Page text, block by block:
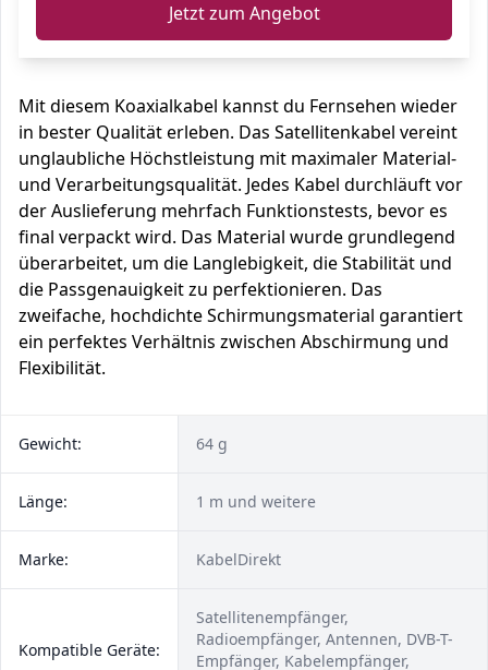
Jetzt zum Angebot
Mit diesem Koaxialkabel kannst du Fernsehen wieder
in bester Qualität erleben. Das Satellitenkabel vereint
unglaubliche Höchstleistung mit maximaler Material-
und Verarbeitungsqualität. Jedes Kabel durchläuft vor
der Auslieferung mehrfach Funktionstests, bevor es
final verpackt wird. Das Material wurde grundlegend
überarbeitet, um die Langlebigkeit, die Stabilität und
die Passgenauigkeit zu perfektionieren. Das
zweifache, hochdichte Schirmungsmaterial garantiert
ein perfektes Verhältnis zwischen Abschirmung und
Flexibilität.
Gewicht: 64 g
Länge: 1 m und weitere
Marke: KabelDirekt
Kompatible Geräte:
Satellitenempfänger,
Radioempfänger, Antennen, DVB-T-
Empfänger, Kabelempfänger,